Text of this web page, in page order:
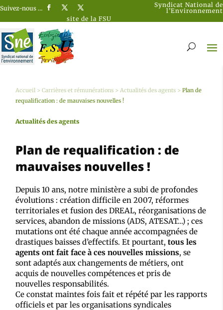
Suivez-nous …
Syndicat National de
l’Environnement
site de la FSU
Accueil >Carrières et rémunérations >Actualités des agents >Plan de
requalification : de mauvaises nouvelles !
Actualités des agents
Plan de requalification : de
mauvaises nouvelles !
Depuis 10 ans, notre ministère a subi de profondes
évolutions : création difficile en 2007, réformes
territoriales et fusion des DREAL, réorganisations de
services, abandon de missions (ADS, ATESAT…) ; ces
mutations ont été chaque année accompagnées de
drastiques baisses d’effectifs. Et pourtant,tous les
agents ont fait face à ces nouvelles missions, se
sont adaptés aux changements de métiers, ont
acquis de nouvelles compétences et pris de
nouvelles responsabilités.
Ce constat maintes fois fait et répété par les rapports
officiels et par les organisations syndicales